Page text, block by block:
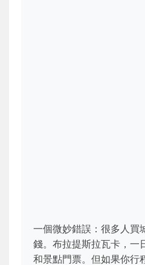
一個微妙錯誤：很多人買
錢。布拉提斯拉瓦卡，一
和景點門票。但如果你行